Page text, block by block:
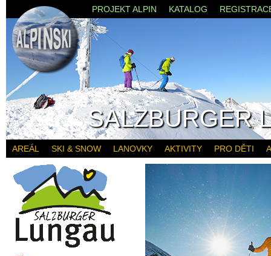
PROJEKT ALPIN KATALOG
AREÁL SKI & SNOW LANOVKY AKTIVITY PRO DĚTI
SALZBURGER